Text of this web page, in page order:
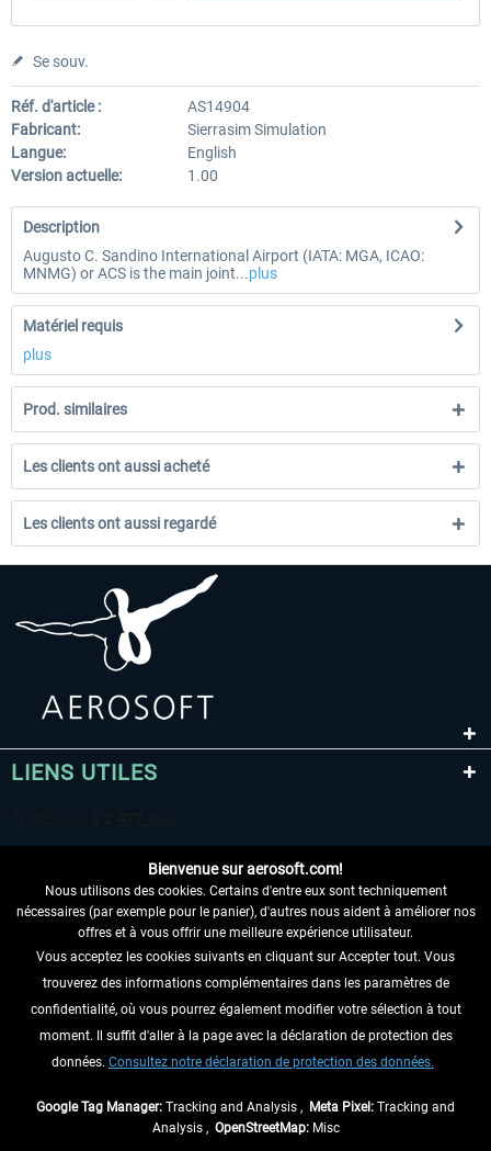
Se souv.
Réf. d'article :
AS14904
Fabricant:
Sierrasim Simulation
Langue:
English
Version actuelle:
1.00
Description
Augusto C. Sandino International Airport (IATA: MGA, ICAO:
MNMG) or ACS is the main joint...plus
Matériel requis
plus
Prod. similaires
Les clients ont aussi acheté
Les clients ont aussi regardé
LIENS UTILES
RENONCER AU CONTRAT ICI
INFORMATIONS
NE MANQUEZ PAS LES DERNIÈRES
Bienvenue sur aerosoft.com!
Nous utilisons des cookies. Certains d'entre eux sont techniquement
nécessaires (par exemple pour le panier), d'autres nous aident à améliorer nos
offres et à vous offrir une meilleure expérience utilisateur.
Vous acceptez les cookies suivants en cliquant sur Accepter tout. Vous
trouverez des informations complémentaires dans les paramètres de
confidentialité, où vous pourrez également modifier votre sélection à tout
moment. Il suffit d'aller à la page avec la déclaration de protection des
données. Consultez notre déclaration de protection des données.
Google Tag Manager: Tracking and Analysis , Meta Pixel: Tracking and
Analysis , OpenStreetMap:Misc